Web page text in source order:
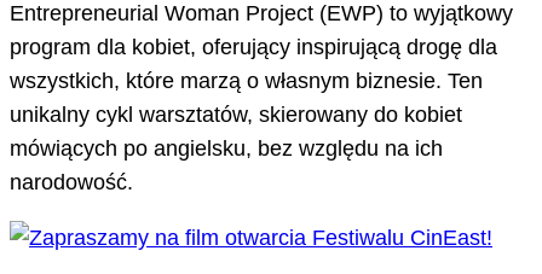
Entrepreneurial Woman Project (EWP) to wyjątkowy
program dla kobiet, oferujący inspirującą drogę dla
wszystkich, które marzą o własnym biznesie. Ten
unikalny cykl warsztatów, skierowany do kobiet
mówiących po angielsku, bez względu na ich
narodowość.